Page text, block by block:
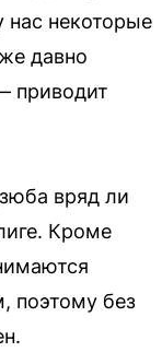
некоторые
давно
приводит
вряд ли
Кроме
поэтому без